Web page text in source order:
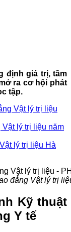
định giá trị, tầm
ra cơ hội phát
tập.
Vật lý trị liệu
lý trị liệu năm
lý trị liệu Hà
đẳng Vật lý trị
Kỹ thuật
Y tế